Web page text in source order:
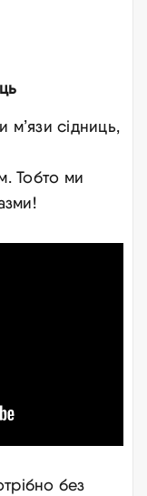
м’язи сідниць,
Тобто ми
без